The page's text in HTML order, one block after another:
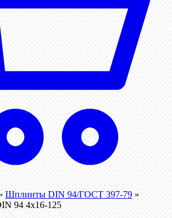
Шплинты DIN 94/ГОСТ 397-79 »
94 4х16-125